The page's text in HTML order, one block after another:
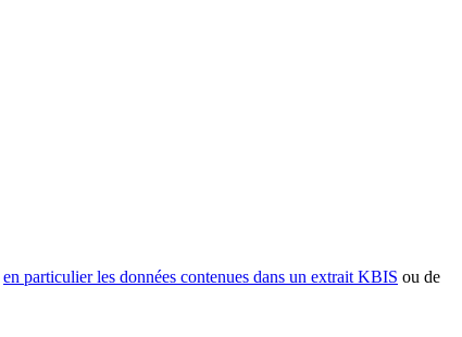
en particulier les données contenues dans un extrait KBIS ou de